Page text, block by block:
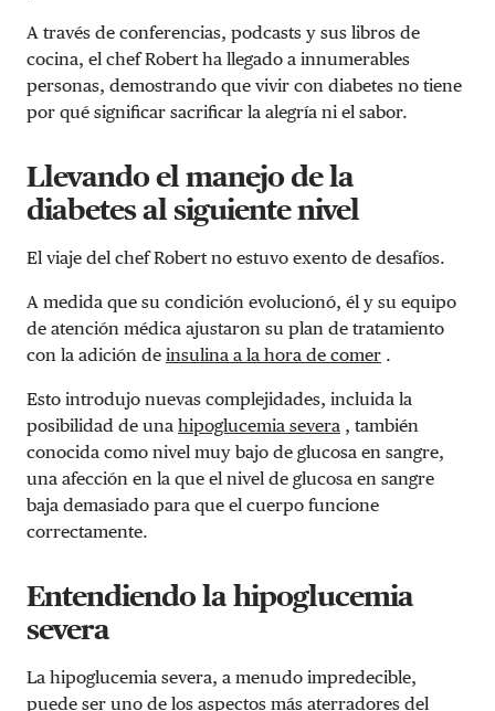
A través de conferencias, podcasts y sus libros de
cocina, el chef Robert ha llegado a innumerables
personas, demostrando que vivir con diabetes no tiene
por qué significar sacrificar la alegría ni el sabor.
Llevando el manejo de la
diabetes al siguiente nivel
El viaje del chef Robert no estuvo exento de desafíos.
A medida que su condición evolucionó, él y su equipo
de atención médica ajustaron su plan de tratamiento
con la adición de insulina a la hora de comer .
Esto introdujo nuevas complejidades, incluida la
posibilidad de una hipoglucemia severa , también
conocida como nivel muy bajo de glucosa en sangre,
una afección en la que el nivel de glucosa en sangre
baja demasiado para que el cuerpo funcione
correctamente.
Entendiendo la hipoglucemia
severa
La hipoglucemia severa, a menudo impredecible,
puede ser uno de los aspectos más aterradores del